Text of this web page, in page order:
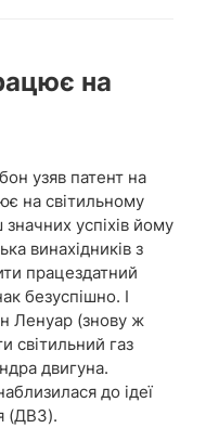
на
узяв патент на
на світильному
успіхів йому
винахідників з
працездатний
безуспішно. І
Ленуар (знову ж
світильний газ
двигуна.
до ідеї
(ДВЗ).